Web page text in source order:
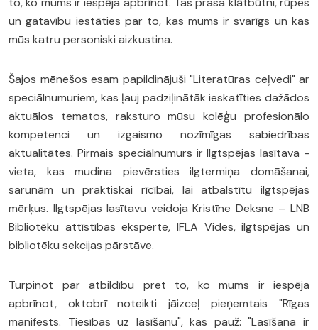
un gatavību iestāties par to, kas mums ir svarīgs un kas
mūs katru personiski aizkustina.
Šajos mēnešos esam papildinājuši "Literatūras ceļvedi" ar
speciālnumuriem, kas ļauj padziļinātāk ieskatīties dažādos
aktuālos tematos, raksturo mūsu kolēģu profesionālo
kompetenci un izgaismo nozīmīgas sabiedrības
aktualitātes. Pirmais speciālnumurs ir Ilgtspējas lasītava -
vieta, kas mudina pievērsties ilgtermiņa domāšanai,
sarunām un praktiskai rīcībai, lai atbalstītu ilgtspējas
mērķus. Ilgtspējas lasītavu veidoja Kristīne Deksne – LNB
Bibliotēku attīstības eksperte, IFLA Vides, ilgtspējas un
bibliotēku sekcijas pārstāve.
Turpinot par atbildību pret to, ko mums ir iespēja
apbrīnot, oktobrī noteikti jāizceļ pieņemtais "Rīgas
manifests. Tiesības uz lasīšanu", kas pauž: "Lasīšana ir